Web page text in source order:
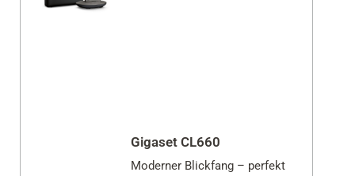
Gigaset CL660
Moderner Blickfang – perfekt